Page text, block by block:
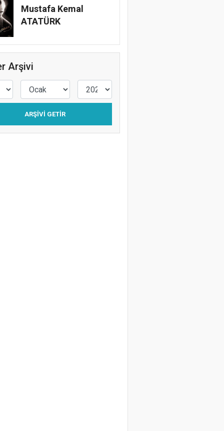
Mustafa Kemal
ATATÜRK
Arşivi
ARŞIVI GETIR